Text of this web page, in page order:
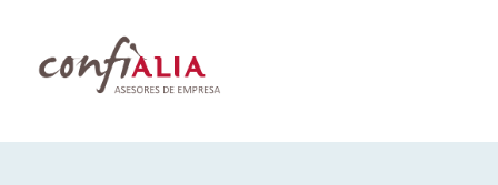
contenido